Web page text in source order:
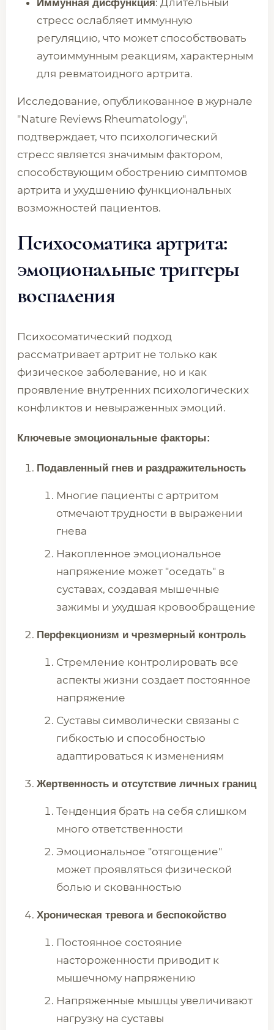
Иммунная дисфункция: Длительный
стресс ослабляет иммунную
регуляцию, что может способствовать
аутоиммунным реакциям, характерным
для ревматоидного артрита.
Исследование, опубликованное в журнале
"Nature Reviews Rheumatology",
подтверждает, что психологический
стресс является значимым фактором,
способствующим обострению симптомов
артрита и ухудшению функциональных
возможностей пациентов.
Психосоматика артрита:
эмоциональные триггеры
воспаления
Психосоматический подход
рассматривает артрит не только как
физическое заболевание, но и как
проявление внутренних психологических
конфликтов и невыраженных эмоций.
Ключевые эмоциональные факторы:
Подавленный гнев и раздражительность
Многие пациенты с артритом
отмечают трудности в выражении
гнева
Накопленное эмоциональное
напряжение может "оседать" в
суставах, создавая мышечные
зажимы и ухудшая кровообращение
Перфекционизм и чрезмерный контроль
Стремление контролировать все
аспекты жизни создает постоянное
напряжение
Суставы символически связаны с
гибкостью и способностью
адаптироваться к изменениям
Жертвенность и отсутствие личных границ
Тенденция брать на себя слишком
много ответственности
Эмоциональное "отягощение"
может проявляться физической
болью и скованностью
Хроническая тревога и беспокойство
Постоянное состояние
настороженности приводит к
мышечному напряжению
Напряженные мышцы увеличивают
нагрузку на суставы